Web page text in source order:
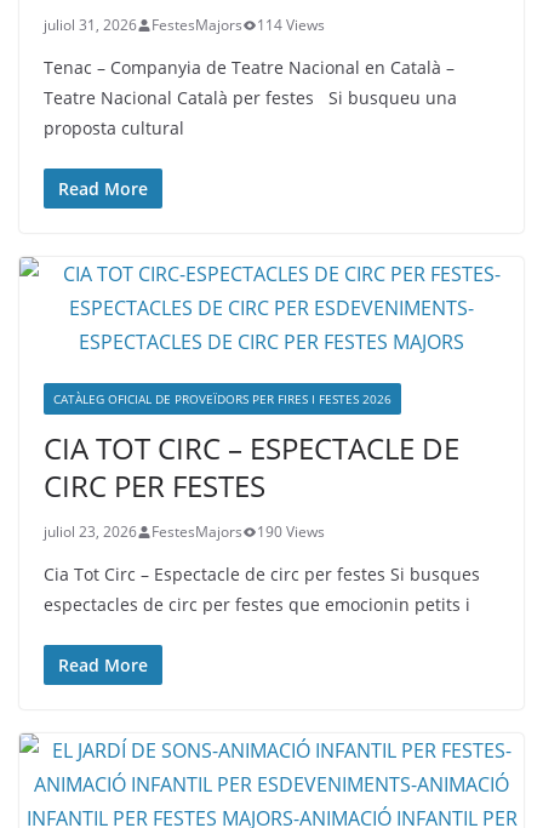
juliol 31, 2026 FestesMajors 114 Views
Tenac – Companyia de Teatre Nacional en Català –
Teatre Nacional Català per festes Si busqueu una
proposta cultural
Read More
CATÀLEG OFICIAL DE PROVEÏDORS PER FIRES I FESTES 2026
CIA TOT CIRC – ESPECTACLE DE
CIRC PER FESTES
juliol 23, 2026 FestesMajors 190 Views
Cia Tot Circ – Espectacle de circ per festes Si busques
espectacles de circ per festes que emocionin petits i
Read More